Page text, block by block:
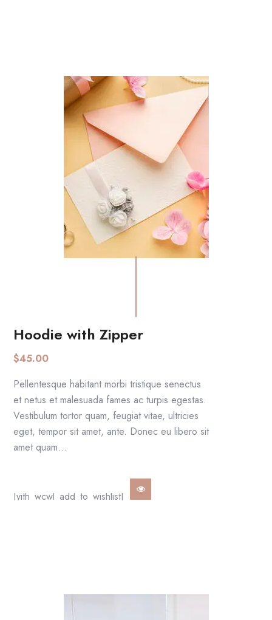
AGGIUNGI AL CARRELLO
Hoodie with Zipper
$45.00
Pellentesque habitant morbi tristique senectus
et netus et malesuada fames ac turpis egestas.
Vestibulum tortor quam, feugiat vitae, ultricies
eget, tempor sit amet, ante. Donec eu libero sit
amet quam…
[yith_wcwl_add_to_wishlist]